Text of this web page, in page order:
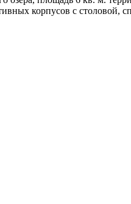
корпусов с столовой,